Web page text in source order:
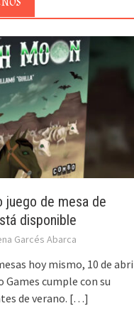
juego de mesa de
disponible
Garcés Abarca
hoy mismo, 10 de
Games cumple con su
de verano. […]